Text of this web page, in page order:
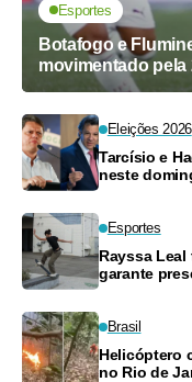
Esportes
Botafogo e
movimentado pela
Eleições 2026
Tarcísio e
neste
Esportes
Rayssa
garante
Brasil
Helicóptero
no Rio de